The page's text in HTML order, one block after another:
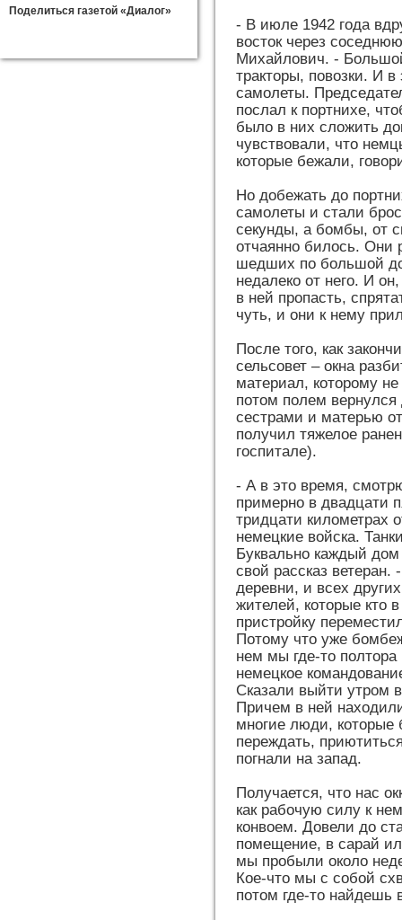
Поделиться газетой «Диалог»
- В июле 1942 года
восток через
Михайлович. -
тракторы, повозки. И
самолеты.
послал к портнихе,
было в них сложить
чувствовали, что
которые бежали,
Но добежать до
самолеты и стали
секунды, а бомбы, от
отчаянно билось. Они
шедших по большой
недалеко от него. И
в ней пропасть,
чуть, и они к нему
После того, как
сельсовет – окна
материал, которому
потом полем
сестрами и матерью
получил тяжелое
госпитале).
- А в это время,
примерно в двадцати
тридцати километрах
немецкие войска.
Буквально каждый
свой рассказ
деревни, и всех
жителей, которые кто
пристройку
Потому что уже
нем мы где-то
немецкое
Сказали выйти утром
Причем в ней
многие люди, которые
переждать,
погнали на запад.
Получается, что нас
как рабочую силу к
конвоем. Довели до
помещение, в сарай
мы пробыли около
Кое-что мы с собой
потом где-то найдешь